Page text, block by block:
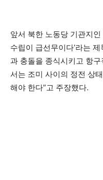
앞서 북한 노동당 기관지
수립이 급선무이다’라는
과 충돌을 종식시키고 항
서는 조미 사이의 정전 상
해야 한다”고 주장했다.